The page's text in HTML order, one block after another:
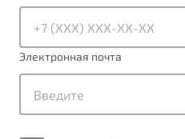
Электронная почта